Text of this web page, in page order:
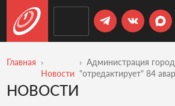
Главная
Новости
Администрация
"отредактирует" 84
НОВОСТИ